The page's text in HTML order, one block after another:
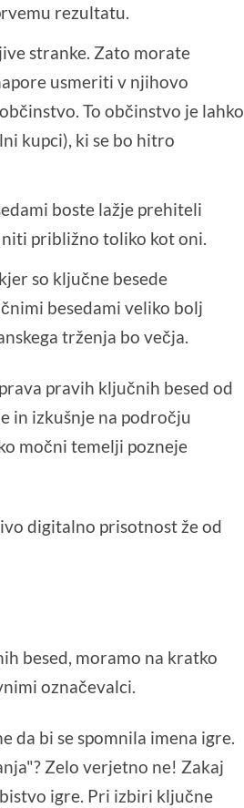
rezultatu.
stranke. Zato morate
usmeriti v njihovo
To občinstvo je lahko
kupci), ki se bo hitro
boste lažje prehiteli
približno toliko kot oni.
so ključne besede
besedami veliko bolj
trženja bo večja.
pravih ključnih besed od
in izkušnje na področju
močni temelji pozneje
digitalno prisotnost že od
besed, moramo na kratko
označevalci.
da bi se spomnila imena igre.
Zelo verjetno ne! Zakaj
igre. Pri izbiri ključne